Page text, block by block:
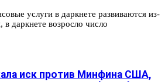
услуги в даркнете развиваются из-
в даркнете возросло число
иск против Минфина США,